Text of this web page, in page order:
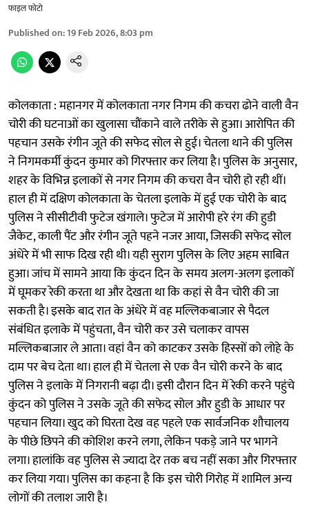
फाइल फोटो
Published on:19 Feb 2026, 8:03 pm
कोलकाता : महानगर में कोलकाता नगर निगम की कचरा ढोने वाली वैन
चोरी की घटनाओं का खुलासा चौंकाने वाले तरीके से हुआ। आरोपित की
पहचान उसके रंगीन जूते की सफेद सोल से हुई। चेतला थाने की पुलिस
ने निगमकर्मी कुंदन कुमार को गिरफ्तार कर लिया है। पुलिस के अनुसार,
शहर के विभिन्न इलाकों से नगर निगम की कचरा वैन चोरी हो रही थीं।
हाल ही में दक्षिण कोलकाता के चेतला इलाके में हुई एक चोरी के बाद
पुलिस ने सीसीटीवी फुटेज खंगाले। फुटेज में आरोपी हरे रंग की हुडी
जैकेट, काली पैंट और रंगीन जूते पहने नजर आया, जिसकी सफेद सोल
अंधेरे में भी साफ दिख रही थी। यही सुराग पुलिस के लिए अहम साबित
हुआ। जांच में सामने आया कि कुंदन दिन के समय अलग-अलग इलाकों
में घूमकर रेकी करता था और देखता था कि कहां से वैन चोरी की जा
सकती है। इसके बाद रात के अंधेरे में वह मल्लिकबाजार से पैदल
संबंधित इलाके में पहुंचता, वैन चोरी कर उसे चलाकर वापस
मल्लिकबाजार ले आता। वहां वैन को काटकर उसके हिस्सों को लोहे के
दाम पर बेच देता था। हाल ही में चेतला से एक वैन चोरी करने के बाद
पुलिस ने इलाके में निगरानी बढ़ा दी। इसी दौरान दिन में रेकी करने पहुंचे
कुंदन को पुलिस ने उसके जूते की सफेद सोल और हुडी के आधार पर
पहचान लिया। खुद को घिरता देख वह पहले एक सार्वजनिक शौचालय
के पीछे छिपने की कोशिश करने लगा, लेकिन पकड़े जाने पर भागने
लगा। हालांकि वह पुलिस से ज्यादा देर तक बच नहीं सका और गिरफ्तार
कर लिया गया। पुलिस का कहना है कि इस चोरी गिरोह में शामिल अन्य
लोगों की तलाश जारी है।